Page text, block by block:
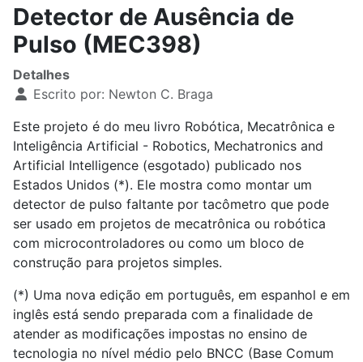
Detector de Ausência de
Pulso (MEC398)
Detalhes
Escrito por: Newton C. Braga
Este projeto é do meu livro Robótica, Mecatrônica e
Inteligência Artificial - Robotics, Mechatronics and
Artificial Intelligence (esgotado) publicado nos
Estados Unidos (*). Ele mostra como montar um
detector de pulso faltante por tacômetro que pode
ser usado em projetos de mecatrônica ou robótica
com microcontroladores ou como um bloco de
construção para projetos simples.
(*) Uma nova edição em português, em espanhol e em
inglês está sendo preparada com a finalidade de
atender as modificações impostas no ensino de
tecnologia no nível médio pelo BNCC (Base Comum